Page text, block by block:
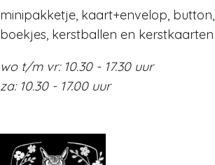
minipakketje, kaart+envelop, button,
boekjes, kerstballen en kerstkaarten
wo t/m vr: 10.30 - 17.30 uur
za: 10.30 - 17.00 uur